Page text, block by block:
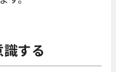
する